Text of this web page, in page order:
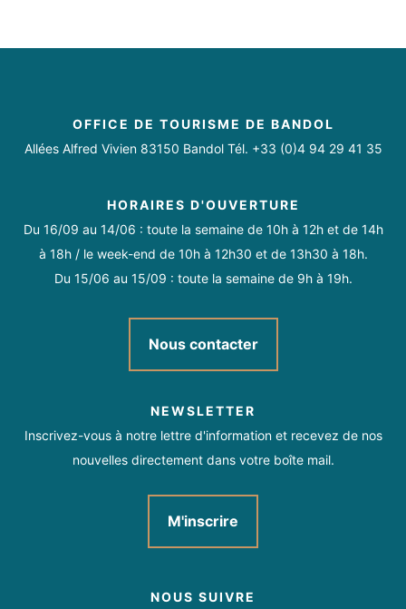
OFFICE DE TOURISME DE BANDOL
Allées Alfred Vivien 83150 Bandol Tél. +33 (0)4 94 29 41 35
HORAIRES D'OUVERTURE
Du 16/09 au 14/06 : toute la semaine de 10h à 12h et de 14h
à 18h / le week-end de 10h à 12h30 et de 13h30 à 18h.
Du 15/06 au 15/09 : toute la semaine de 9h à 19h.
Nous contacter
NEWSLETTER
Inscrivez-vous à notre lettre d'information et recevez de nos
nouvelles directement dans votre boîte mail.
M'inscrire
NOUS SUIVRE